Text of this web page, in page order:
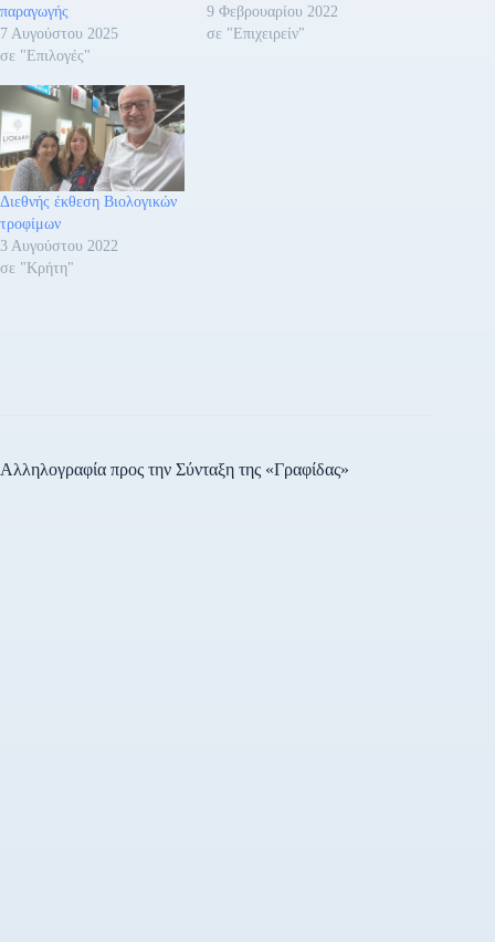
παραγωγής
7 Αυγούστου 2025
σε "Επιλογές"
9 Φεβρουαρίου 2022
σε "Επιχειρείν"
Διεθνής έκθεση Βιολογικών
τροφίμων
3 Αυγούστου 2022
σε "Κρήτη"
Αλληλογραφία προς την Σύνταξη της «Γραφίδας»